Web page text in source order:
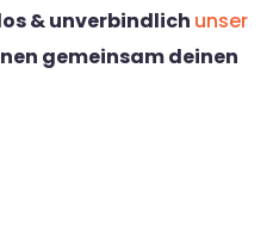
& unverbindlich unser
gemeinsam deinen